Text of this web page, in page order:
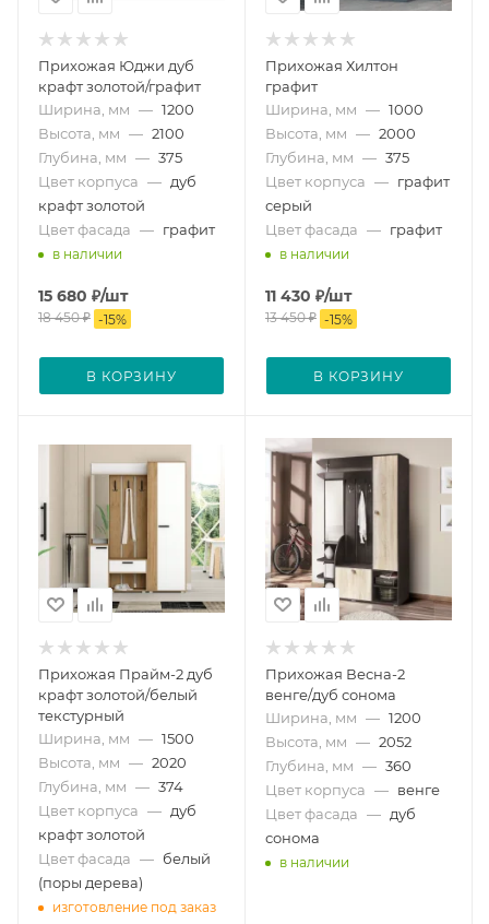
Прихожая Юджи дуб
крафт золотой/графит
Ширина, мм — 1200
Высота, мм — 2100
Глубина, мм — 375
Цвет корпуса — дуб
крафт золотой
Цвет фасада — графит
в наличии
15 680 ₽/шт
18 450₽ -15%
В КОРЗИНУ
Прихожая Хилтон
графит
Ширина, мм — 1000
Высота, мм — 2000
Глубина, мм — 375
Цвет корпуса — графит
серый
Цвет фасада — графит
в наличии
11 430 ₽/шт
13 450₽ -15%
В КОРЗИНУ
Прихожая Прайм-2 дуб
крафт золотой/белый
текстурный
Ширина, мм — 1500
Высота, мм — 2020
Глубина, мм — 374
Цвет корпуса — дуб
крафт золотой
Цвет фасада — белый
(поры дерева)
изготовление под заказ
Прихожая Весна-2
венге/дуб сонома
Ширина, мм — 1200
Высота, мм — 2052
Глубина, мм — 360
Цвет корпуса — венге
Цвет фасада — дуб
сонома
в наличии